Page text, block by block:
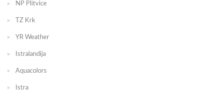
NP Plitvice
TZ Krk
YR Weather
Istralandija
Aquacolors
Istra